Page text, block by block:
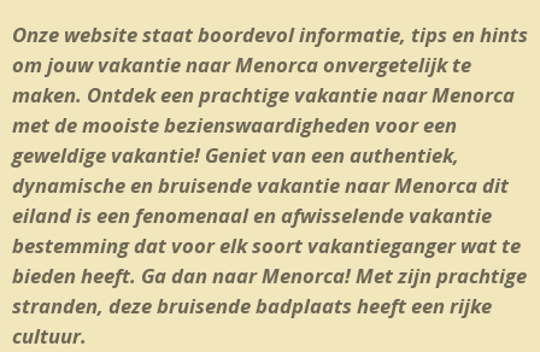
Onze website staat boordevol informatie, tips en hints
om jouw vakantie naar Menorca onvergetelijk te
maken. Ontdek een prachtige vakantie naar Menorca
met de mooiste bezienswaardigheden voor een
geweldige vakantie! Geniet van een authentiek,
dynamische en bruisende vakantie naar Menorca dit
eiland is een fenomenaal en afwisselende vakantie
bestemming dat voor elk soort vakantieganger wat te
bieden heeft. Ga dan naar Menorca! Met zijn prachtige
stranden, deze bruisende badplaats heeft een rijke
cultuur.